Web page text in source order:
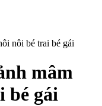
nôi bé trai bé gái
mâm
bé gái